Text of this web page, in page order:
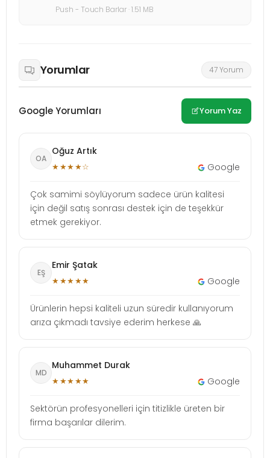
Push - Touch Barlar · 1.51 MB
Yorumlar 47 Yorum
Google Yorumları Yorum Yaz
OA
Oğuz Artık
★★★★☆ Google
Çok samimi söylüyorum sadece ürün kalitesi
için değil satış sonrası destek için de teşekkür
etmek gerekiyor.
EŞ
Emir Şatak
★★★★★ Google
Ürünlerin hepsi kaliteli uzun süredir kullanıyorum
arıza çıkmadı tavsiye ederim herkese 🙏
MD
Muhammet Durak
★★★★★ Google
Sektörün profesyonelleri için titizlikle üreten bir
firma başarılar dilerim.